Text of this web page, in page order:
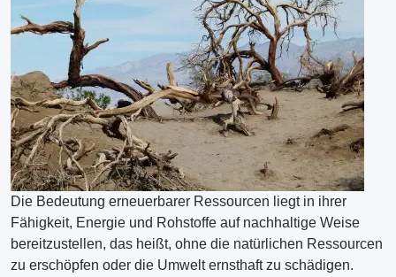
Die Bedeutung erneuerbarer Ressourcen liegt in ihrer
Fähigkeit, Energie und Rohstoffe auf nachhaltige Weise
bereitzustellen, das heißt, ohne die natürlichen Ressourcen
zu erschöpfen oder die Umwelt ernsthaft zu schädigen.